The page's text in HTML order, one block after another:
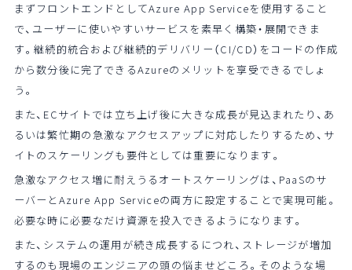
まずフロントエンドとしてAzure App Serviceを使用すること
で、ユーザーに使いやすいサービスを素早く構築・展開できま
す。継続的統合および継続的デリバリー（CI/CD）をコードの作成
から数分後に完了できるAzureのメリットを享受できるでしょ
う。
また、ECサイトでは立ち上げ後に大きな成長が見込まれたり、あ
るいは繁忙期の急激なアクセスアップに対応したりするため、サ
イトのスケーリングも要件としては重要になります。
急激なアクセス増に耐えうるオートスケーリングは、PaaSのサ
ーバーとAzure App Serviceの両方に設定することで実現可能。
必要な時に必要なだけ資源を投入できるようになります。
また、システムの運用が続き成長するにつれ、ストレージが増加
するのも現場のエンジニアの頭の悩ませどころ。そのような場